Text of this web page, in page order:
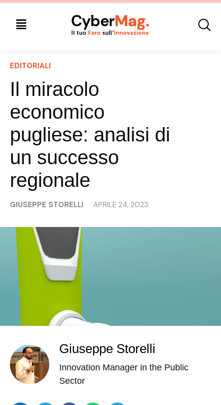
EDITORIALI
Il miracolo
economico
pugliese: analisi di
un successo
regionale
GIUSEPPE STORELLI APRILE 24, 2023
Giuseppe Storelli
Innovation Manager in the Public
Sector